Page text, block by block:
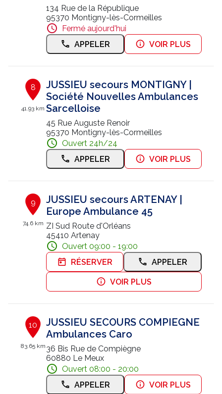
134 Rue de la République
95370 Montigny-lès-Cormeilles
Fermé aujourd'hui
APPELER
VOIR PLUS
8
41.93 km
JUSSIEU secours MONTIGNY |
Société Nouvelles Ambulances
Sarcelloise
45 Rue Auguste Renoir
95370 Montigny-lès-Cormeilles
Ouvert 24h/24
APPELER
VOIR PLUS
9
74.6 km
JUSSIEU secours ARTENAY |
Europe Ambulance 45
ZI Sud Route d'Orléans
45410 Artenay
Ouvert 09:00 - 19:00
RÉSERVER
APPELER
VOIR PLUS
10
83.65 km
JUSSIEU SECOURS COMPIEGNE
Ambulances Caro
36 Bis Rue de Compiègne
60880 Le Meux
Ouvert 08:00 - 20:00
APPELER
VOIR PLUS